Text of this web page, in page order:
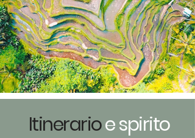
Itinerarioe spirito